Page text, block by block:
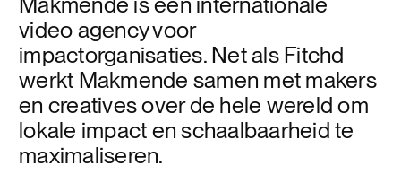
video agency voor
impactorganisaties. Net als Fitchd
werkt Makmende samen met makers
en creatives over de hele wereld om
lokale impact en schaalbaarheid te
maximaliseren.